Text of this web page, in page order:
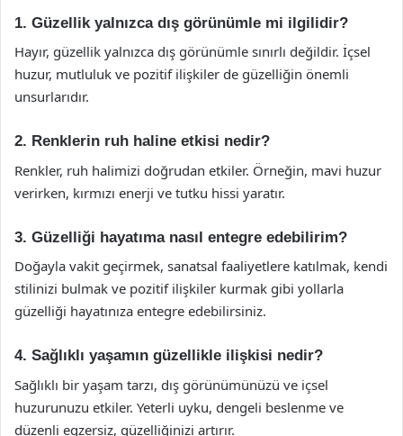
1. Güzellik yalnızca dış görünümle mi ilgilidir?
Hayır, güzellik yalnızca dış görünümle sınırlı değildir. İçsel
huzur, mutluluk ve pozitif ilişkiler de güzelliğin önemli
unsurlarıdır.
2. Renklerin ruh haline etkisi nedir?
Renkler, ruh halimizi doğrudan etkiler. Örneğin, mavi huzur
verirken, kırmızı enerji ve tutku hissi yaratır.
3. Güzelliği hayatıma nasıl entegre edebilirim?
Doğayla vakit geçirmek, sanatsal faaliyetlere katılmak, kendi
stilinizi bulmak ve pozitif ilişkiler kurmak gibi yollarla
güzelliği hayatınıza entegre edebilirsiniz.
4. Sağlıklı yaşamın güzellikle ilişkisi nedir?
Sağlıklı bir yaşam tarzı, dış görünümünüzü ve içsel
huzurunuzu etkiler. Yeterli uyku, dengeli beslenme ve
düzenli egzersiz, güzelliğinizi artırır.